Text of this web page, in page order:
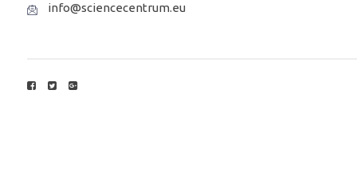
info@sciencecentrum.eu